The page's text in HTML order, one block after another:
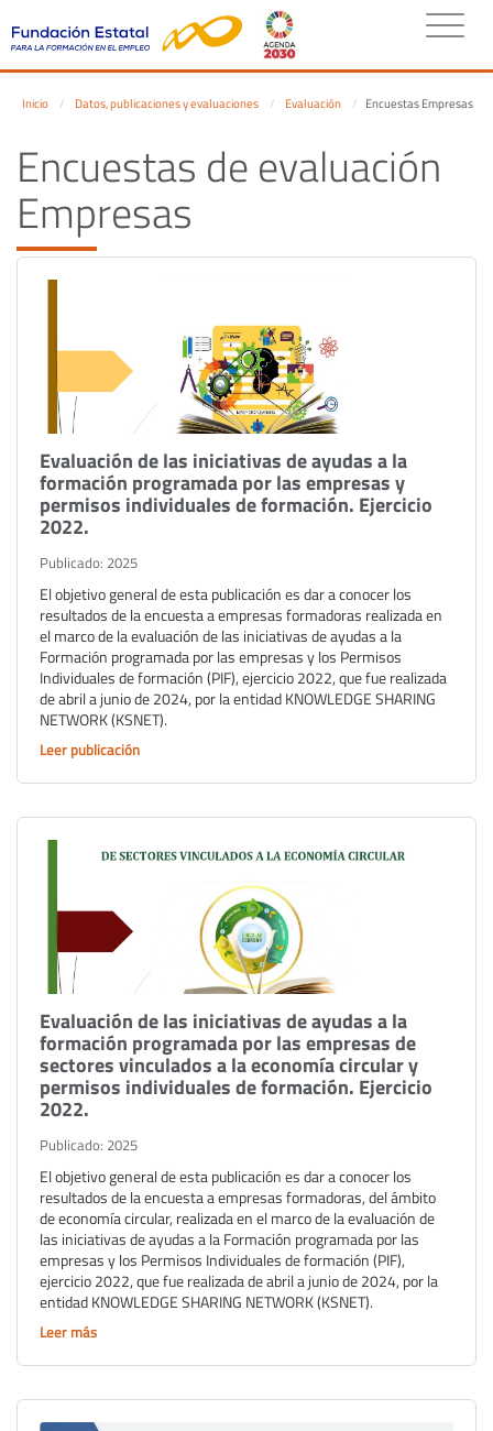
Inicio Datos, publicaciones y evaluaciones Evaluación Encuestas Empresas
Encuestas de evaluación
Empresas
Evaluación de las iniciativas de ayudas a la
formación programada por las empresas y
permisos individuales de formación. Ejercicio
2022.
Publicado: 2025
El objetivo general de esta publicación es dar a conocer los
resultados de la encuesta a empresas formadoras realizada en
el marco de la evaluación de las iniciativas de ayudas a la
Formación programada por las empresas y los Permisos
Individuales de formación (PIF), ejercicio 2022, que fue realizada
de abril a junio de 2024, por la entidad KNOWLEDGE SHARING
NETWORK (KSNET).
Leer publicación
Evaluación de las iniciativas de ayudas a la
formación programada por las empresas de
sectores vinculados a la economía circular y
permisos individuales de formación. Ejercicio
2022.
Publicado: 2025
El objetivo general de esta publicación es dar a conocer los
resultados de la encuesta a empresas formadoras, del ámbito
de economía circular, realizada en el marco de la evaluación de
las iniciativas de ayudas a la Formación programada por las
empresas y los Permisos Individuales de formación (PIF),
ejercicio 2022, que fue realizada de abril a junio de 2024, por la
entidad KNOWLEDGE SHARING NETWORK (KSNET).
Leer más